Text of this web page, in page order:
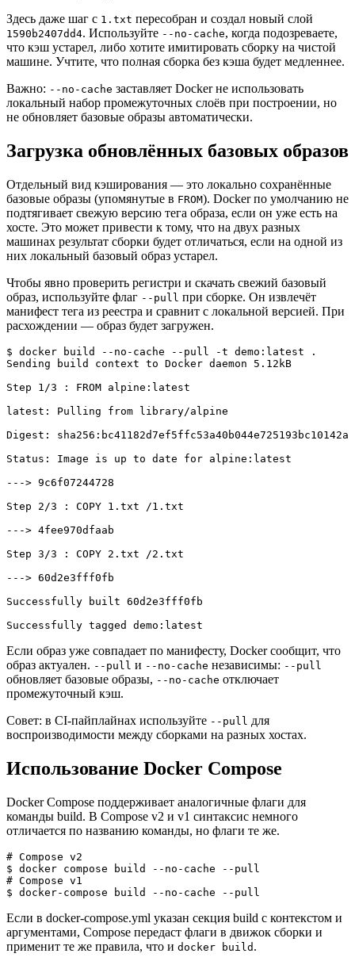
Здесь даже шаг с 1.txt пересобран и создал новый слой
1590b2407dd4. Используйте --no-cache, когда подозреваете,
что кэш устарел, либо хотите имитировать сборку на чистой
машине. Учтите, что полная сборка без кэша будет медленнее.
Важно: --no-cache заставляет Docker не использовать
локальный набор промежуточных слоёв при построении, но
не обновляет базовые образы автоматически.
Загрузка обновлённых базовых образов
Отдельный вид кэширования — это локально сохранённые
базовые образы (упомянутые в FROM). Docker по умолчанию не
подтягивает свежую версию тега образа, если он уже есть на
хосте. Это может привести к тому, что на двух разных
машинах результат сборки будет отличаться, если на одной из
них локальный базовый образ устарел.
Чтобы явно проверить регистри и скачать свежий базовый
образ, используйте флаг --pull при сборке. Он извлечёт
манифест тега из реестра и сравнит с локальной версией. При
расхождении — образ будет загружен.
$ docker build --no-cache --pull -t demo:latest .
Sending build context to Docker daemon 5.12kB
Step 1/3 : FROM alpine:latest
latest: Pulling from library/alpine
Digest:
Status: Image is up to date for alpine:latest
---> 9c6f07244728
Step 2/3 : COPY 1.txt /1.txt
---> 4fee970dfaab
Step 3/3 : COPY 2.txt /2.txt
---> 60d2e3fff0fb
Successfully built 60d2e3fff0fb
Successfully tagged demo:latest
Если образ уже совпадает по манифесту, Docker сообщит, что
образ актуален. --pull и --no-cache независимы: --pull
обновляет базовые образы, --no-cache отключает
промежуточный кэш.
Совет: в CI-пайплайнах используйте --pull для
воспроизводимости между сборками на разных хостах.
Использование Docker Compose
Docker Compose поддерживает аналогичные флаги для
команды build. В Compose v2 и v1 синтаксис немного
отличается по названию команды, но флаги те же.
# Compose v2
$ docker compose build --no-cache --pull
# Compose v1
$ docker-compose build --no-cache --pull
Если в docker-compose.yml указан секция build с контекстом и
аргументами, Compose передаст флаги в движок сборки и
применит те же правила, что и docker build .